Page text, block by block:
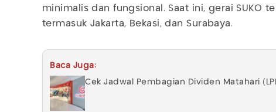
minimalis dan fungsional. Saat ini, gerai SUKO
termasuk Jakarta, Bekasi, dan Surabaya.
Baca Juga:
Cek Jadwal Pembagian Dividen Matahari